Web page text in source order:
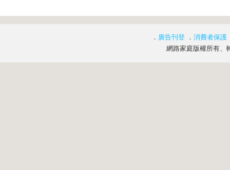
． 廣告刊登 ． 消費者保護
網路家庭版權所有、